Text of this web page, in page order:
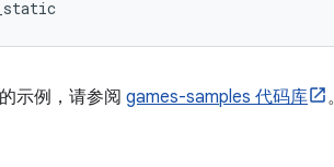
示例，请参阅 games-samples 代码库